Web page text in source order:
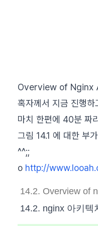
Overview of Nginx
혹자께서 지금 진행
마치 한편에 40분 짜
그림 14.1 에 대한 부
^^;;
o http://
14.2. Overview of
14.2. nginx 아키텍